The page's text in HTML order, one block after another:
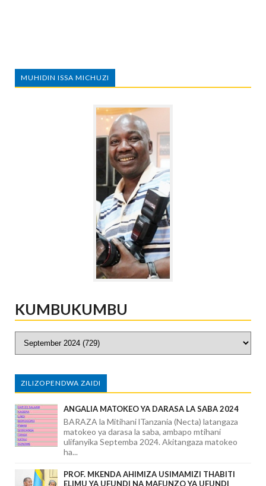
MUHIDIN ISSA MICHUZI
KUMBUKUMBU
ZILIZOPENDWA ZAIDI
ANGALIA MATOKEO YA DARASA LA SABA 2024
BARAZA la Mitihani lTanzania (Necta) latangaza
matokeo ya darasa la saba, ambapo mtihani
ulifanyika Septemba 2024. Akitangaza matokeo
ha...
PROF. MKENDA AHIMIZA USIMAMIZI THABITI
ELIMU YA UFUNDI NA MAFUNZO YA UFUNDI